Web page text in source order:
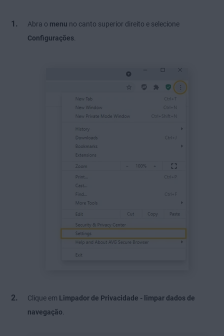
Abra o menu no canto superior direito e selecione
Configurações
Clique em Limpador de Privacidade - limpar dados de
navegação